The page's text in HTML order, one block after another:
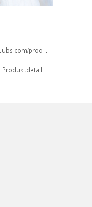
index/isin/DE000WA8J6Y8
Produktdetail